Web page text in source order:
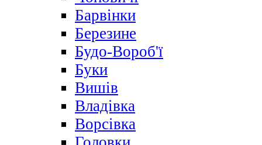
Барвінки
Березине
Будо-Вороб'ї
Буки
Вишів
Владівка
Ворсівка